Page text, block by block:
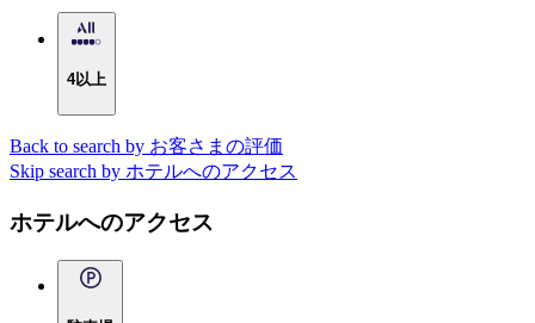
4以上
Back to search by お客さまの評価
Skip search by ホテルへのアクセス
ホテルへのアクセス